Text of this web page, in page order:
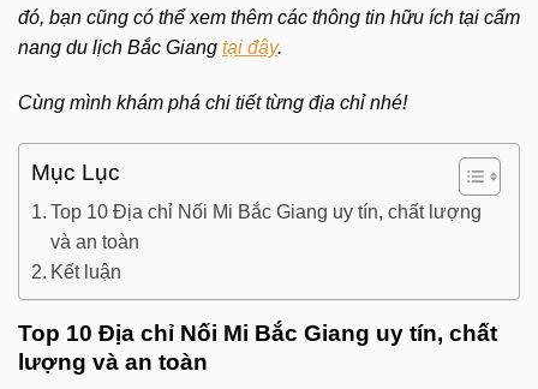
đó, bạn cũng có thể xem thêm các thông tin hữu ích tại cẩm
nang du lịch Bắc Giang tại đây.
Cùng mình khám phá chi tiết từng địa chỉ nhé!
Mục Lục
Top 10 Địa chỉ Nối Mi Bắc Giang uy tín, chất lượng
và an toàn
Kết luận
Top 10 Địa chỉ Nối Mi Bắc Giang uy tín, chất
lượng và an toàn